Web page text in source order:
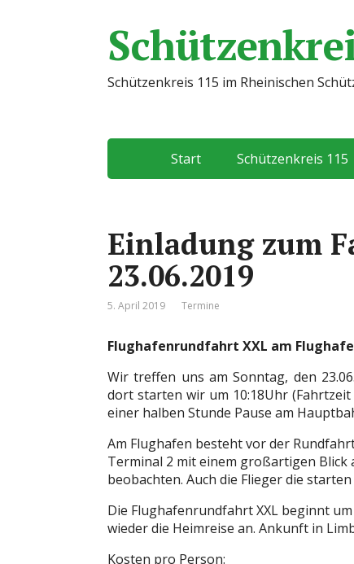
Schützenkreis 115 im Rheinischen
Start Schützenkreis 115
Einladung zum
23.06.2019
5. April 2019 Termine
Flughafenrundfahrt XXL am
Wir treffen uns am Sonntag, den
dort starten wir um 10:18Uhr
einer halben Stunde Pause am
Am Flughafen besteht vor der
Terminal 2 mit einem großartigen
beobachten. Auch die Flieger die
Die Flughafenrundfahrt XXL beginnt
wieder die Heimreise an. Ankunft in
Kosten pro Person: